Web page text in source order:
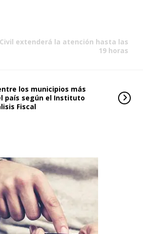
extenderá la atención hasta las
19 horas
los municipios más
país según el Instituto
Fiscal